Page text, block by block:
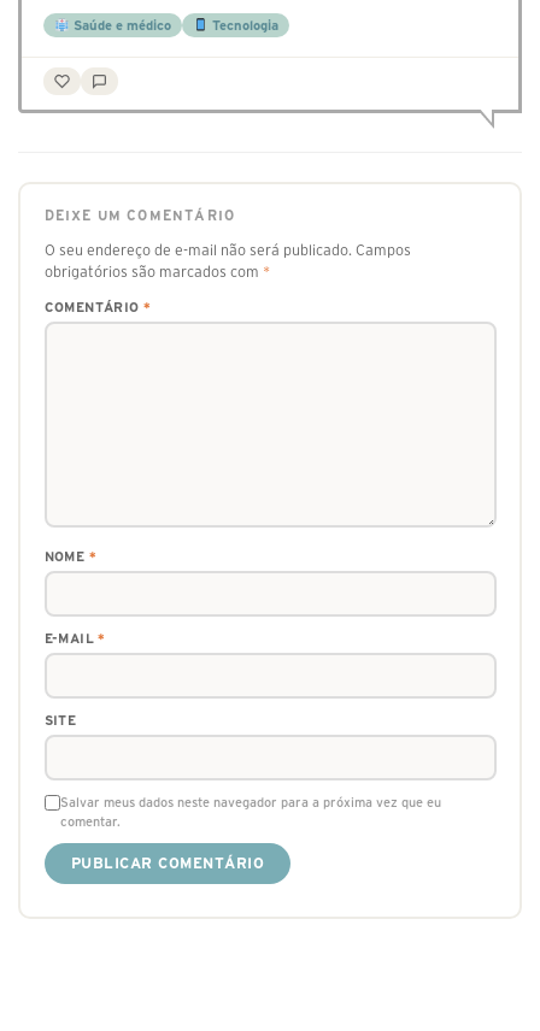
Saúde e médico Tecnologia
DEIXE UM COMENTÁRIO
O seu endereço de e-mail não será publicado. Campos
obrigatórios são marcados com *
COMENTÁRIO *
NOME *
E-MAIL*
SITE
Salvar meus dados neste navegador para a próxima vez que eu
comentar.